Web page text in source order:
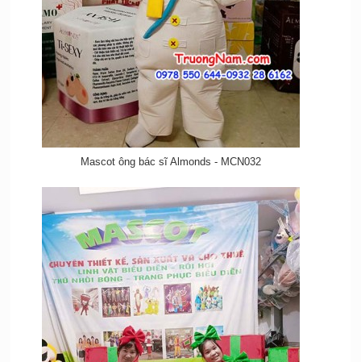
Mascot ông bác sĩ Almonds - MCN032